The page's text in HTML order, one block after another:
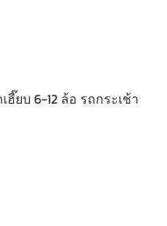
ยบ 6-12 ล้อ รถกระเช้า